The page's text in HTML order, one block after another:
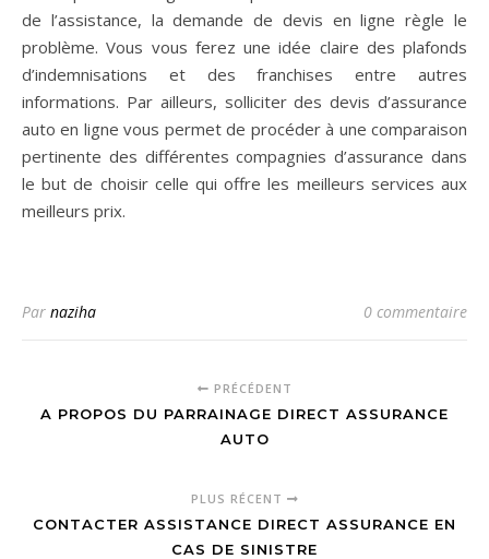
de l’assistance, la demande de devis en ligne règle le
problème. Vous vous ferez une idée claire des plafonds
d’indemnisations et des franchises entre autres
informations. Par ailleurs, solliciter des devis d’assurance
auto en ligne vous permet de procéder à une comparaison
pertinente des différentes compagnies d’assurance dans
le but de choisir celle qui offre les meilleurs services aux
meilleurs prix.
Par naziha 0 commentaire
PRÉCÉDENT
A PROPOS DU PARRAINAGE DIRECT ASSURANCE
AUTO
PLUS RÉCENT
CONTACTER ASSISTANCE DIRECT ASSURANCE EN
CAS DE SINISTRE